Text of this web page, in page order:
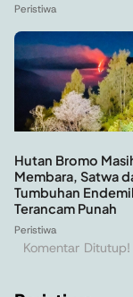
Peristiwa
Hutan Bromo
Membara, Satwa
Tumbuhan
Terancam Punah
Peristiwa
Komentar